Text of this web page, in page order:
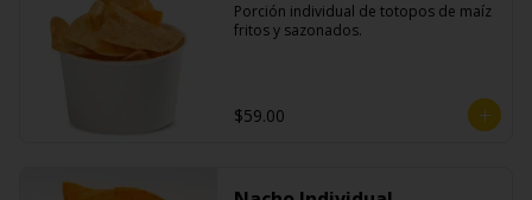
Porción individual de totopos de maíz
fritos y sazonados.
$59.00